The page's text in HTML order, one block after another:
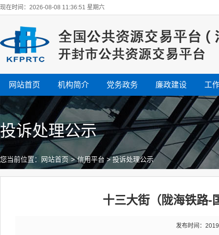
现在时间：2026-08-08 11:36:51 星期六
网站首页 机构简介 党务政务 廉政建设 工
投诉处理公示
您当前位置： 网站首页 > 信用平台 >投诉处理公示
十三大街（陇海铁路-
发布时间：